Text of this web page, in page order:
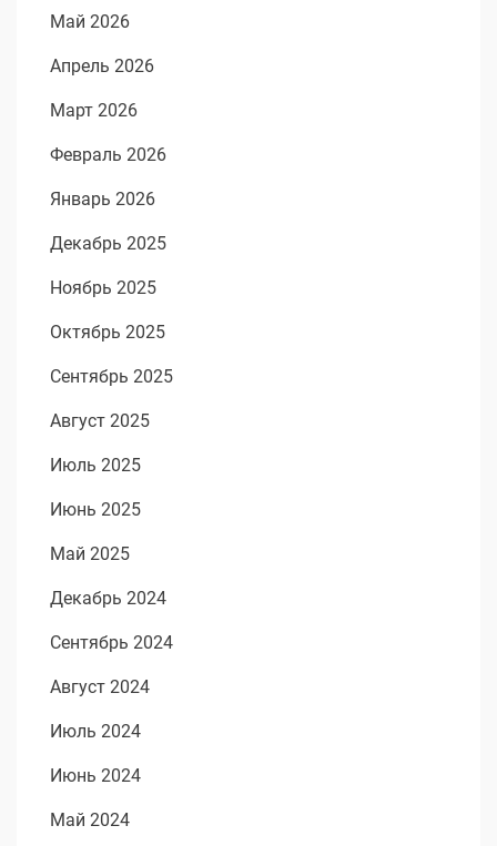
Май 2026
Апрель 2026
Март 2026
Февраль 2026
Январь 2026
Декабрь 2025
Ноябрь 2025
Октябрь 2025
Сентябрь 2025
Август 2025
Июль 2025
Июнь 2025
Май 2025
Декабрь 2024
Сентябрь 2024
Август 2024
Июль 2024
Июнь 2024
Май 2024